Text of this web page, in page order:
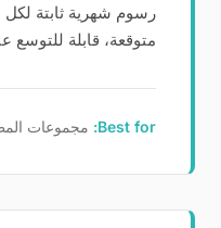
رسوم شهرية ثابتة لكل
متوقعة، قابلة
Best for: مجموعات